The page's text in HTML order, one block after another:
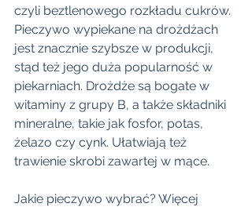
czyli beztlenowego rozkładu cukrów.
Pieczywo wypiekane na drożdżach
jest znacznie szybsze w produkcji,
stąd też jego duża popularność w
piekarniach. Drożdże są bogate w
witaminy z grupy B, a także składniki
mineralne, takie jak fosfor, potas,
żelazo czy cynk. Ułatwiają też
trawienie skrobi zawartej w mące.
Jakie pieczywo wybrać? Więcej